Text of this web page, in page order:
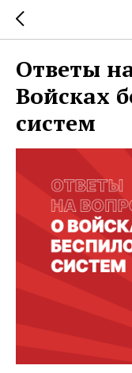
Ответы
Войсках
систем